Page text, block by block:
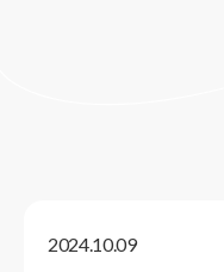
2024.10.09